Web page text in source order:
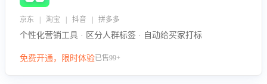
京东 | 淘宝 | 抖音 | 拼多多
个性化营销工具 · 区分人群标签 · 自动给买家打标
免费开通，限时体验已售99+